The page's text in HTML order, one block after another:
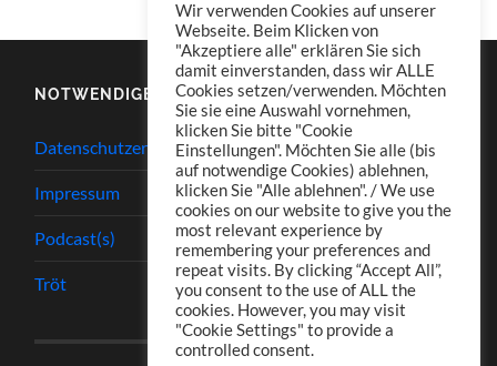
NOTWENDIGES
Datenschutzerklärung
Impressum
Podcast(s)
Tröt
Wir verwenden Cookies auf unserer
Webseite. Beim Klicken von
"Akzeptiere alle" erklären Sie sich
damit einverstanden, dass wir ALLE
Cookies setzen/verwenden. Möchten
Sie sie eine Auswahl vornehmen,
klicken Sie bitte "Cookie
Einstellungen". Möchten Sie alle (bis
auf notwendige Cookies) ablehnen,
klicken Sie "Alle ablehnen". / We use
cookies on our website to give you the
most relevant experience by
remembering your preferences and
repeat visits. By clicking “Accept All”,
you consent to the use of ALL the
cookies. However, you may visit
"Cookie Settings" to provide a
controlled consent.